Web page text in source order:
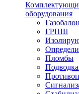
оборудования
ГРПШ
Пломбы
Подводка